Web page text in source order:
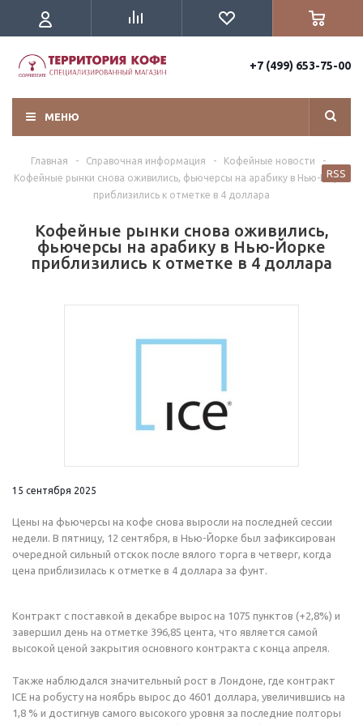
+7 (499) 653-75-00
МЕНЮ
Главная - Справочная информация - Кофейные новости
-
Кофейные рынки снова оживились, фьючерсы на арабику в Нью-Йорке
приблизились к отметке в 4 доллара
Кофейные рынки снова оживились,
фьючерсы на арабику в Нью-Йорке
приблизились к отметке в 4 доллара
RSS
15 сентября 2025
Цены на фьючерсы на кофе снова выросли на последней сессии
недели. В пятницу, 12 сентября, в Нью-Йорке был зафиксирован
очередной сильный отскок после вялого торга в четверг, когда
цена приблизилась к отметке в 4 доллара за фунт.
Контракт с поставкой в декабре вырос на 1075 пунктов (+2,8%) и
завершил день на отметке 396,85 цента, что является самой
высокой ценой закрытия основного контракта с конца апреля.
Также наблюдался значительный рост в Лондоне, где контракт
ICE на робусту на ноябрь вырос до 4601 доллара, увеличившись на
1,8 % и достигнув самого высокого уровня за последние полторы